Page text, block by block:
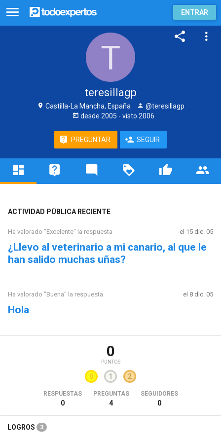
ENTRAR
teresillagp
Castilla-La Mancha, España
@teresillagp
desde 2005 - visto 2006
PREGUNTAR SEGUIR
ACTIVIDAD PÚBLICA RECIENTE
Ha valorado "Excelente" la respuesta el 15 dic. 05
¿Llevo al veterinario a mi canario, al que le
han salido muchas uñas?
Ha valorado "Buena" la respuesta el 8 dic. 05
Hola
0
PUNTOS
0 1 2
RESPUESTAS
0
PREGUNTAS
4
SEGUIDORES
0
LOGROS 3